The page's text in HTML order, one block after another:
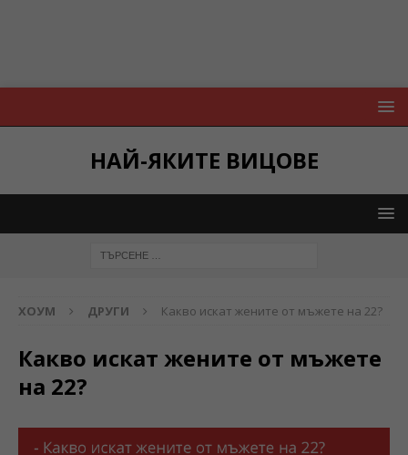
НАЙ-ЯКИТЕ ВИЦОВЕ
ХОУМ ДРУГИ Какво искат жените от мъжете на 22?
Какво искат жените от мъжете
на 22?